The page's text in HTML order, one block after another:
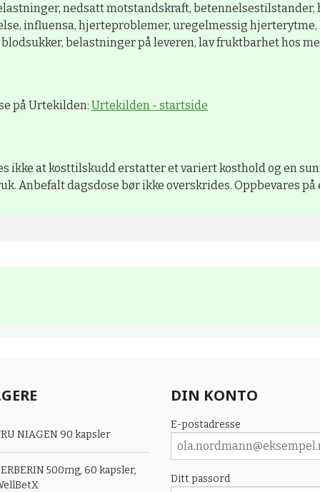
nedsatt motstandskraft,
influensa, hjerteproblemer, uregelmessig
belastninger på leveren, lav fruktbarhet hos
på Urtekilden: Urtekilden - startside
ikke at kosttilskudd erstatter et variert kosthold og en
Anbefalt dagsdose bør ikke overskrides. Oppbevares
NIAGEN 90 kapsler
500mg, 60 kapsler,
DIN KONTO
E-postadresse
Ditt passord